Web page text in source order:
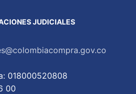
JUDICIALES
018000520808
00